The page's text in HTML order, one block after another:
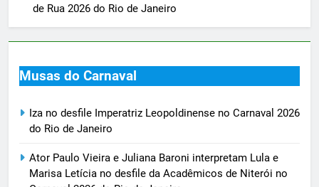
de Rua 2026 do Rio de Janeiro
Musas do Carnaval
Iza no desfile Imperatriz Leopoldinense no Carnaval 2026
do Rio de Janeiro
Ator Paulo Vieira e Juliana Baroni interpretam Lula e
Marisa Letícia no desfile da Acadêmicos de Niterói no